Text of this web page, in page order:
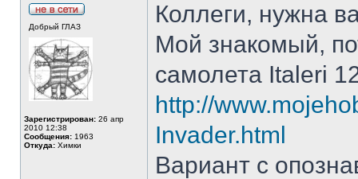
Добрый ГЛАЗ
Зарегистрирован: 26 апр
2010 12:38
Сообщения: 1963
Откуда: Химки
Коллеги, нужна
Мой знакомый,
самолета Italeri
http://
Invader.html
Вариант с